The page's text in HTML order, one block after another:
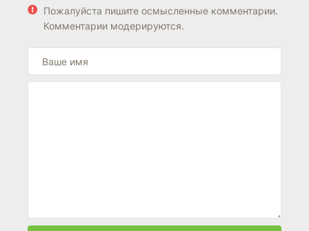
Пожалуйста пишите осмысленные комментарии.
Комментарии модерируются.